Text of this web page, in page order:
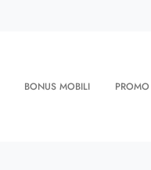
BONUS MOBILI PROMO